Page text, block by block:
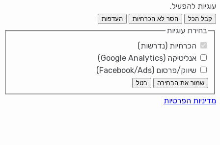
עוגיות להפעיל.
קבל הכל הסר לא הכרחיות העדפות
בחירת עוגיות
הכרחיות (נדרשות)
אנליטיקה (Google Analytics)
שיווק/פרסום (Facebook/Ads)
שמור את הבחירה בטל
מדיניות הפרטיות